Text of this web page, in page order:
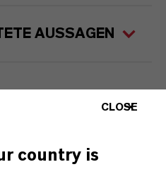
AUSSAGEN
DJSI
CLOSE
country is